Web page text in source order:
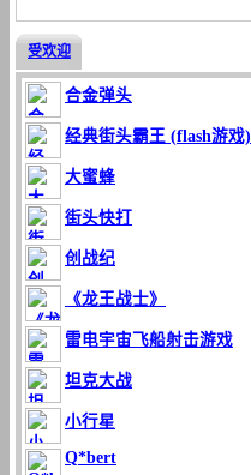
受欢迎
合金弹头
经典街头霸王 (flash游戏)
大蜜蜂
街头快打
创战纪
《龙王战士》
雷电宇宙飞船射击游戏
坦克大战
小行星
Q*bert